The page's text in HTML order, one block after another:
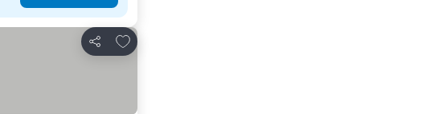
Compartir
Añadir a favoritos